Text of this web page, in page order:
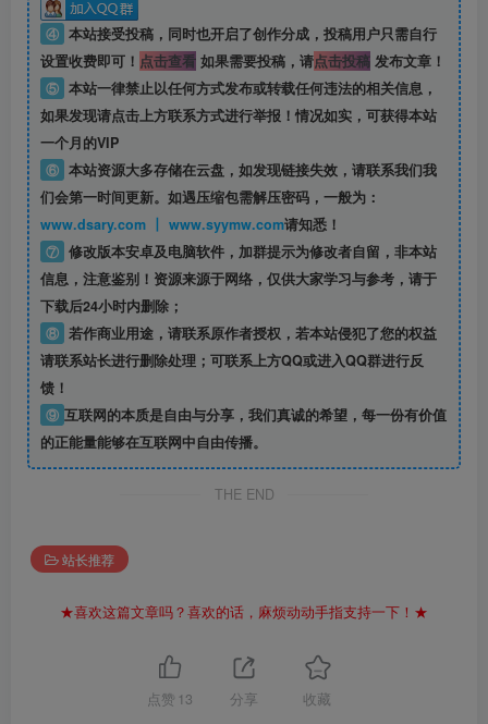
④ 本站接受投稿，同时也开启了创作分成，投稿用户只需自行
设置收费即可！ 点击查看如果需要投稿，请点击投稿发布文章！
⑤ 本站一律禁止以任何方式发布或转载任何违法的相关信息，
如果发现请点击上方联系方式进行举报！情况如实，可获得本站
一个月的VIP
⑥ 本站资源大多存储在云盘，如发现链接失效，请联系我们我
们会第一时间更新。如遇压缩包需解压密码，一般为：
www.dsary.com 丨 www.syymw.com请知悉！
⑦ 修改版本安卓及电脑软件，加群提示为修改者自留， 非本站
信息，注意鉴别！资源来源于网络，仅供大家学习与参考，请于
下载后24小时内删除；
⑧ 若作商业用途，请联系原作者授权，若本站侵犯了您的权益
请联系站长进行删除处理；可联系上方QQ或进入QQ群进行反
馈！
⑨ 互联网的本质是自由与分享，我们真诚的希望，每一份有价值
的正能量能够在互联网中自由传播。
THE END
站长推荐
★喜欢这篇文章吗？喜欢的话，麻烦动动手指支持一下！★
点赞 13 分享 收藏